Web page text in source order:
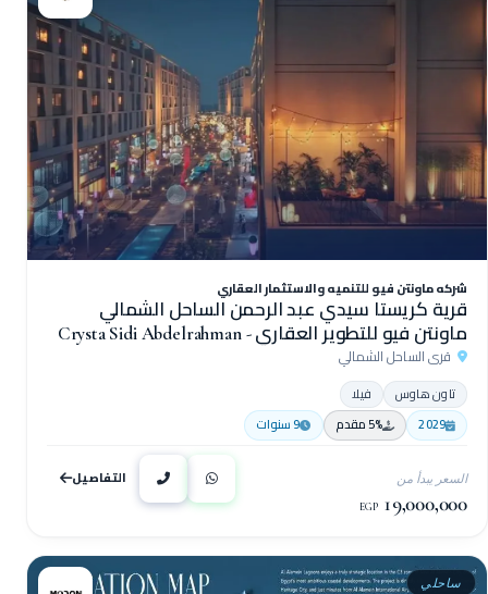
شركه ماونتن فيو للتنميه والاستثمار العقاري
قرية كريستا سيدي عبد الرحمن الساحل الشمالي
ماونتن فيو للتطوير العقاري - Crysta Sidi Abdelrahman
North Coast Village
قرى الساحل الشمالي
تاون هاوس
فيلا
2029
5% مقدم 9 سنوات
السعر يبدأ من
19,000,000
EGP
التفاصيل
ساحلي